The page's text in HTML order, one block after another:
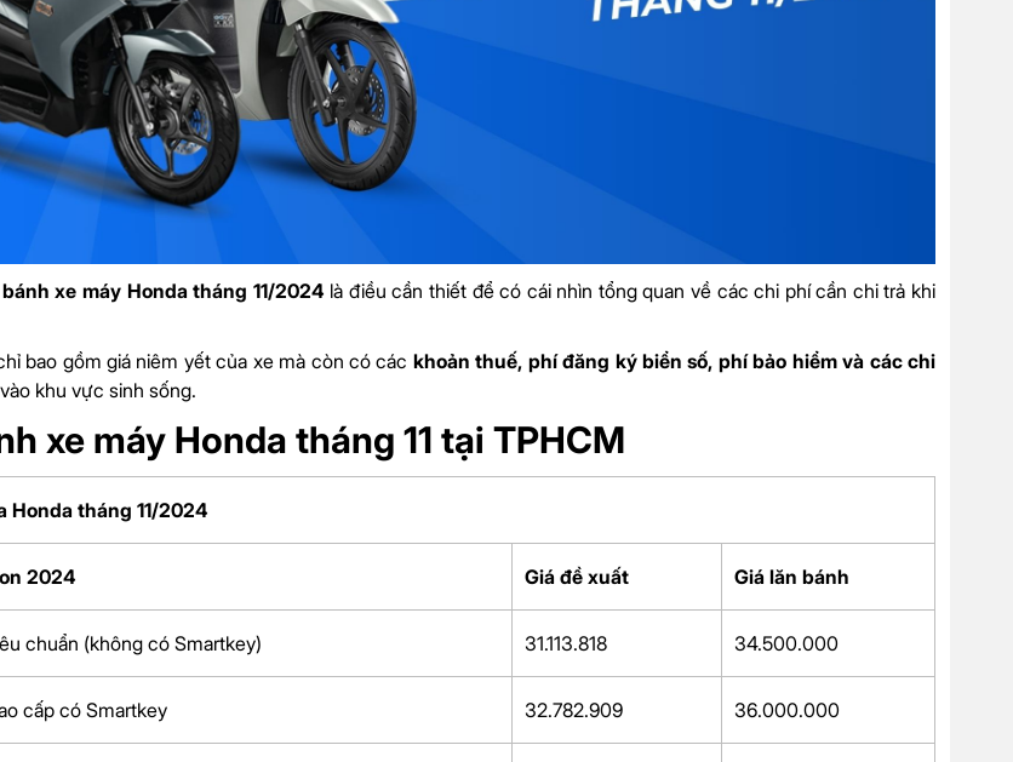
xe máy Honda tháng 11/2024 là điều cần thiết để có cái nhìn tổng quan về các chi phí cần chi trả khi
bao gồm giá niêm yết của xe mà còn có các khoản thuế, phí đăng ký biển số, phí bảo hiểm và các chi
khu vực sinh sống.
xe máy Honda tháng 11 tại TPHCM
Honda tháng 11/2024
2024 Giá đề xuất Giá lăn bánh
chuẩn (không có Smartkey) 31.113.818 34.500.000
cấp có Smartkey 32.782.909 36.000.000